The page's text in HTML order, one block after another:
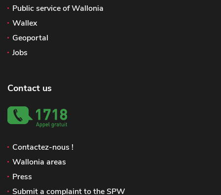
Public service of Wallonia
Wallex
Geoportal
Jobs
Contact us
Contactez-nous !
Wallonia areas
Press
Submit a complaint to the SPW